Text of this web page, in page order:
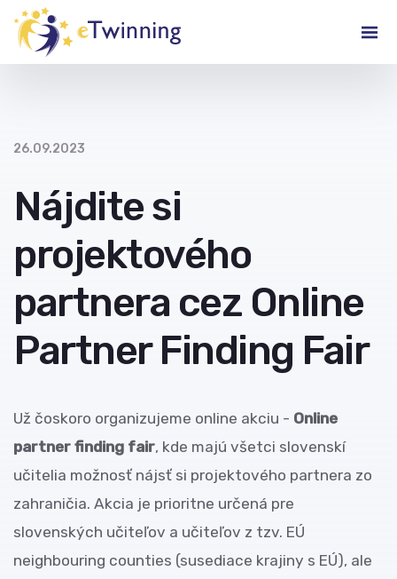
26.09.2023
Nájdite si
projektového
partnera cez Online
Partner Finding Fair
Už čoskoro organizujeme online akciu - Online
partner finding fair, kde majú všetci slovenskí
učitelia možnosť nájsť si projektového partnera zo
zahraničia. Akcia je prioritne určená pre
slovenských učiteľov a učiteľov z tzv. EÚ
neighbouring counties (susediace krajiny s EÚ), ale